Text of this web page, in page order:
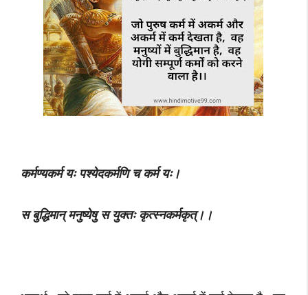
कर्मण्यकर्म यः पश्येदकर्मणि च कर्म यः।
स बुद्धिमान् मनुष्येषु स युक्तः कृत्स्नकर्मकृत्।।